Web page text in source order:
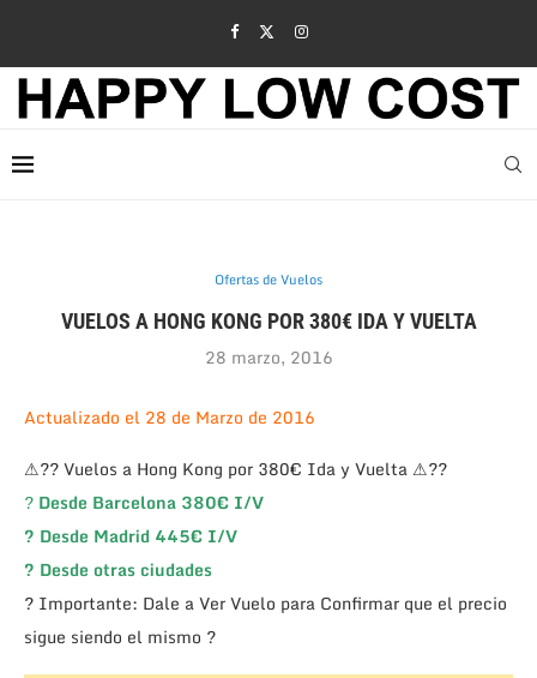
Ofertas de Vuelos
VUELOS A HONG KONG POR 380€ IDA Y VUELTA
28 marzo, 2016
Actualizado el 28 de Marzo de 2016
⚠?? Vuelos a Hong Kong por 380€ Ida y Vuelta ⚠??
? Desde Barcelona 380€ I/V
? Desde Madrid 445€ I/V
? Desde otras ciudades
? Importante: Dale a Ver Vuelo para Confirmar que el precio
sigue siendo el mismo ?